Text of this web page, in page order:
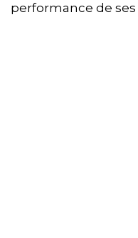
performance de